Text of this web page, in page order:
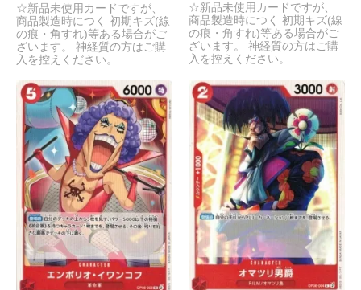
☆新品未使用カードですが、
商品製造時につく 初期キズ(線
の痕・角すれ)等ある場合がご
ざいます。 神経質の方はご購
入を控えください。
☆新品未使用カードですが、
商品製造時につく 初期キズ(線
の痕・角すれ)等ある場合がご
ざいます。 神経質の方はご購
入を控えください。